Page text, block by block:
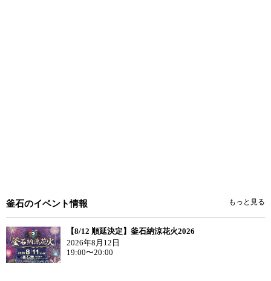
釜石のイベント情報 もっと見る
【8/12 順延決定】釜石納涼花火2026
2026年8月12日
19:00〜20:00